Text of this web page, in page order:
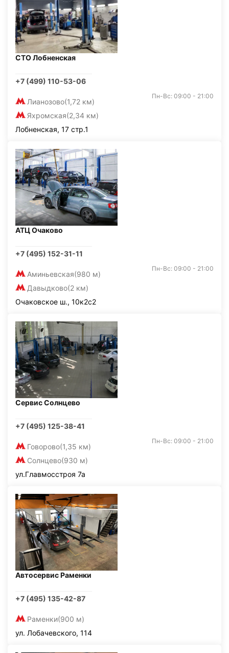
СТО Лобненская
+7 (499) 110-53-06
Лианозово(1,72 км)
Яхромская(2,34 км)
Пн-Вс: 09:00 - 21:00
Лобненская, 17 стр.1
АТЦ Очаково
+7 (495) 152-31-11
Аминьевская(980 м)
Давыдково(2 км)
Пн-Вс: 09:00 - 21:00
Очаковское ш., 10к2с2
Сервис Солнцево
+7 (495) 125-38-41
Говорово(1,35 км)
Солнцево(930 м)
Пн-Вс: 09:00 - 21:00
ул.Главмосстроя 7а
Автосервис Раменки
+7 (495) 135-42-87
Раменки(900 м)
ул. Лобачевского, 114